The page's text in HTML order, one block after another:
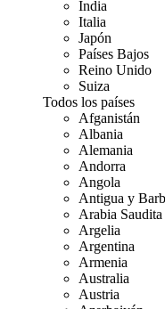
India
Italia
Japón
Países Bajos
Reino Unido
Suiza
Todos los países
Afganistán
Albania
Alemania
Andorra
Angola
Antigua y
Arabia Saudita
Argelia
Argentina
Armenia
Australia
Austria